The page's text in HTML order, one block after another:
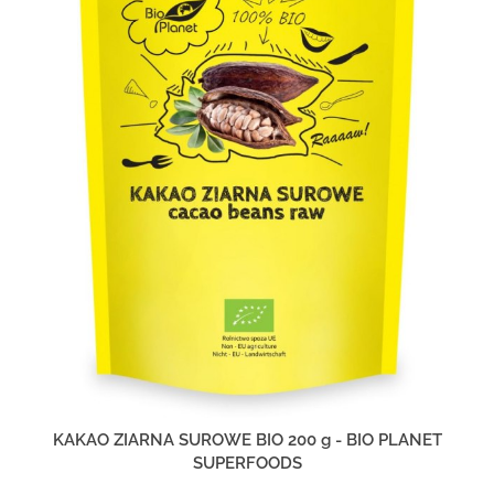
KAKAO ZIARNA SUROWE BIO 200 g - BIO PLANET
SUPERFOODS